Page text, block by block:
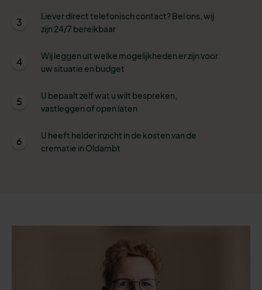
3
Liever direct telefonisch contact? Bel ons, wij
zijn 24/7 bereikbaar
4
Wij leggen uit welke mogelijkheden er zijn voor
uw situatie en budget
5
U bepaalt zelf wat u wilt bespreken,
vastleggen of open laten
6
U heeft helder inzicht in de kosten van de
crematie in Oldambt